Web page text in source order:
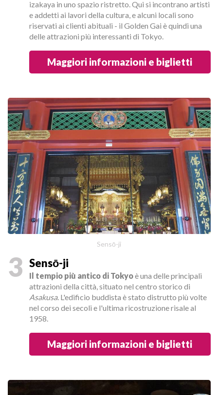
izakaya in uno spazio ristretto. Qui si incontrano artisti
e addetti ai lavori della cultura, e alcuni locali sono
riservati ai clienti abituali - il Golden Gai è quindi una
delle attrazioni più interessanti di Tokyo.
Maggiori informazioni e biglietti
Sensō-ji
3 Sensō-ji
Il tempio più antico di Tokyoè una delle principali
attrazioni della città, situato nel centro storico di
Asakusa. L'edificio buddista è stato distrutto più volte
nel corso dei secoli e l'ultima ricostruzione risale al
1958.
Maggiori informazioni e biglietti